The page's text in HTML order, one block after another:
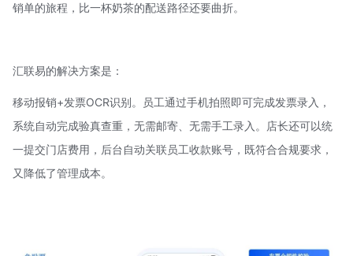
销单的旅程，比一杯奶茶的配送路径还要曲折。
汇联易的解决方案是：
移动报销+发票OCR识别。员工通过手机拍照即可完成发票录入，
系统自动完成验真查重，无需邮寄、无需手工录入。店长还可以统
一提交门店费用，后台自动关联员工收款账号，既符合合规要求，
又降低了管理成本。